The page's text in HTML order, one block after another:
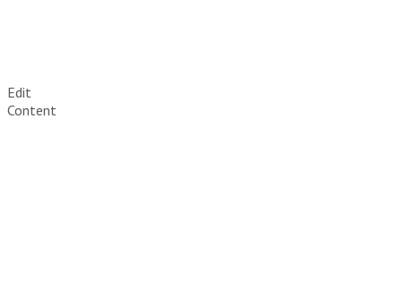
Edit
Content